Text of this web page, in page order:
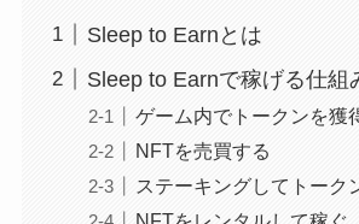
Sleep to Earnとは
Sleep to Earnで稼げる仕組
ゲーム内でトークンを獲
NFTを売買する
ステーキングしてトーク